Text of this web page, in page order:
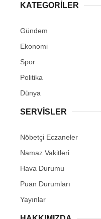
KATEGORİLER
Gündem
Ekonomi
Spor
Politika
Dünya
SERVİSLER
Nöbetçi Eczaneler
Namaz Vakitleri
Hava Durumu
Puan Durumları
Yayınlar